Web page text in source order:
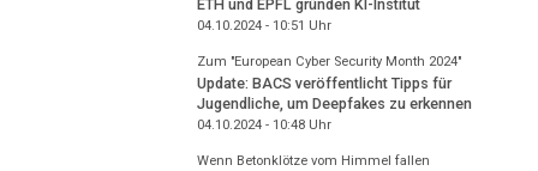
ETH und EPFL gründen KI-Institut
04.10.2024 - 10:51 Uhr
Zum "European Cyber Security Month 2024"
Update: BACS veröffentlicht Tipps für
Jugendliche, um Deepfakes zu erkennen
04.10.2024 - 10:48Uhr
Wenn Betonklötze vom Himmel fallen